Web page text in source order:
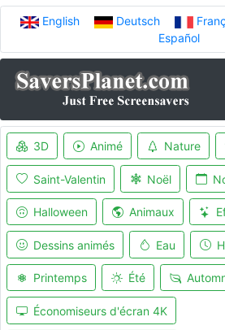
English Deutsch
Español
3D Animé Nature
Saint-Valentin Noël
Halloween Animaux
Dessins animés Eau
Printemps Été
Économiseurs d'écran 4K